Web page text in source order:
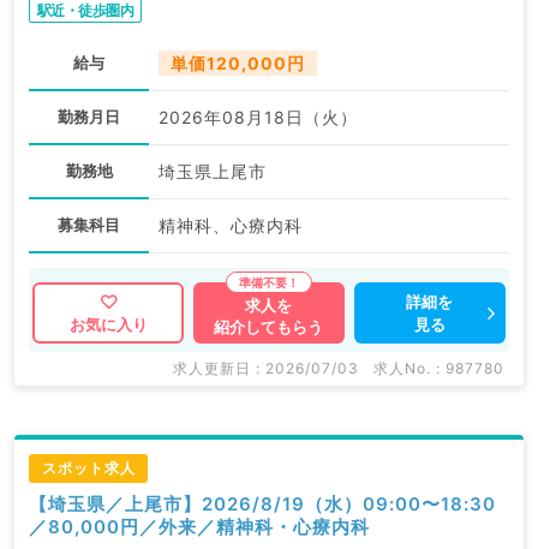
駅近・徒歩圏内
給与 単価120,000円
勤務月日 2026年08月18日（火）
勤務地 埼玉県上尾市
募集科目 精神科、心療内科
お気に入り
求人を
紹介してもらう
詳細を
見る
求人更新日 : 2026/07/03 求人No. : 987780
スポット求人
【埼玉県／上尾市】2026/8/19（水）09:00〜18:30
／80,000円／外来／精神科・心療内科